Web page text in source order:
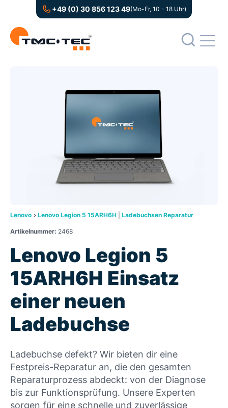
+49 (0) 30 856 123 49(Mo-Fr, 10 - 18 Uhr)
Lenovo Lenovo Legion 5 15ARH6H Ladebuchsen Reparatur
Artikelnummer: 2468
Lenovo Legion 5
15ARH6H Einsatz
einer neuen
Ladebuchse
Ladebuchse defekt? Wir bieten dir eine
Festpreis-Reparatur an, die den gesamten
Reparaturprozess abdeckt: von der Diagnose
bis zur Funktionsprüfung. Unsere Experten
sorgen für eine schnelle und zuverlässige